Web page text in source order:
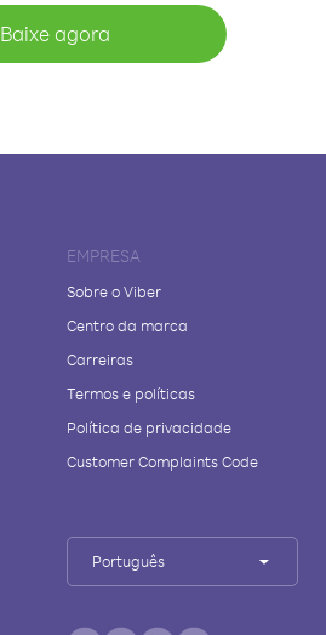
Baixe agora
EMPRESA
Sobre o Viber
Centro da marca
Carreiras
Termos e políticas
Política de privacidade
Customer Complaints Code
Português